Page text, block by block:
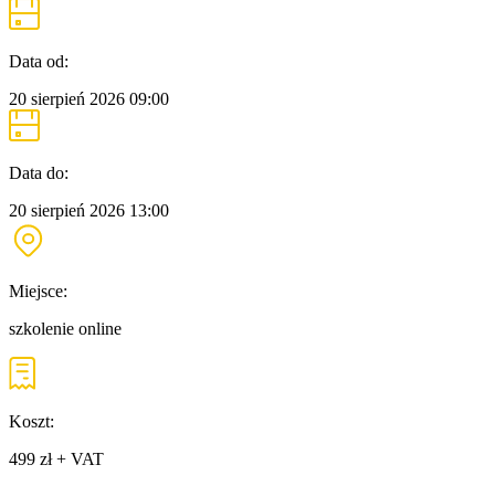
Data od:
20 sierpień 2026 09:00
Data do:
20 sierpień 2026 13:00
Miejsce:
szkolenie online
Koszt:
499 zł + VAT